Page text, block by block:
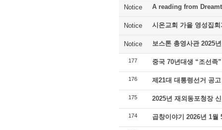
Notice A reading from
Notice 시온교회 가을 영성집
Notice 보스톤 총영사관 2025
177 중국 70년대생 “조선족
176 제21대 대통령선거 공고
175 2025년 재외동포청장
174 곱창이야기 2026년 1월